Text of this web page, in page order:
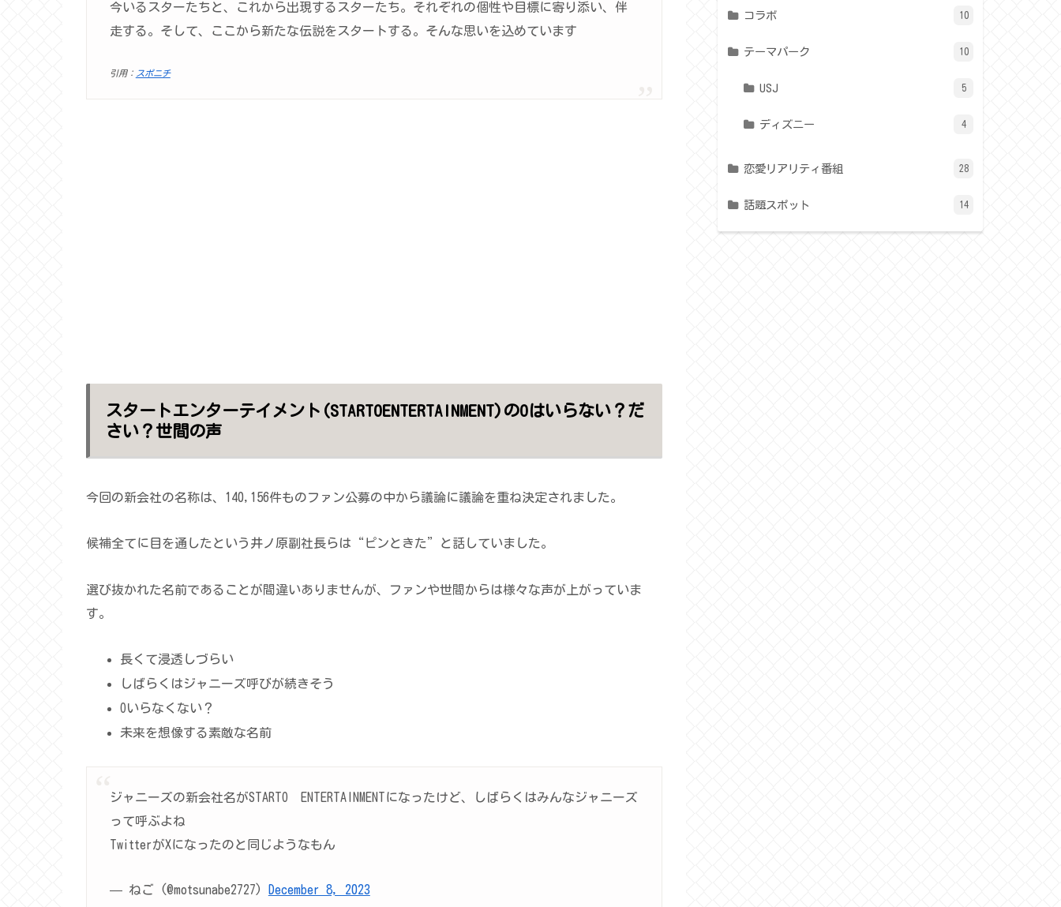
今いるスターたちと、これから出現するスターたち。それぞれの個性や目標に寄り添い、伴
走する。そして、ここから新たな伝説をスタートする。そんな思いを込めています
引用： スポニチ
スタートエンターテイメント(STARTOENTERTAINMENT)のOはいらない？だ
さい？世間の声
今回の新会社の名称は、140,156件ものファン公募の中から議論に議論を重ね決定されました。
候補全てに目を通したという井ノ原副社長らは“ピンときた”と話していました。
選び抜かれた名前であることが間違いありませんが、ファンや世間からは様々な声が上がっていま
す。
長くて浸透しづらい
しばらくはジャニーズ呼びが続きそう
Oいらなくない？
未来を想像する素敵な名前
ジャニーズの新会社名がSTARTO ENTERTAINMENTになったけど、しばらくはみんなジャニーズ
って呼ぶよね
TwitterがXになったのと同じようなもん
— ねご (@motsunabe2727) December 8, 2023
コラボ 10
テーマパーク 10
USJ 5
ディズニー 4
恋愛リアリティ番組 28
話題スポット 14